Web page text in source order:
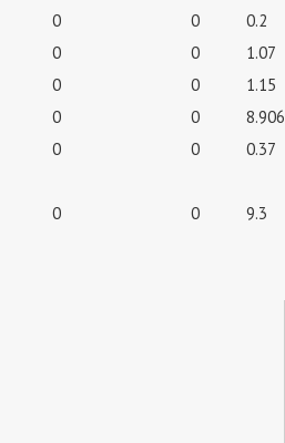
0 0
0.2
0 0
1.07
0 0
1.15
0 0
8.906
0 0 0.37
0 0 9.3